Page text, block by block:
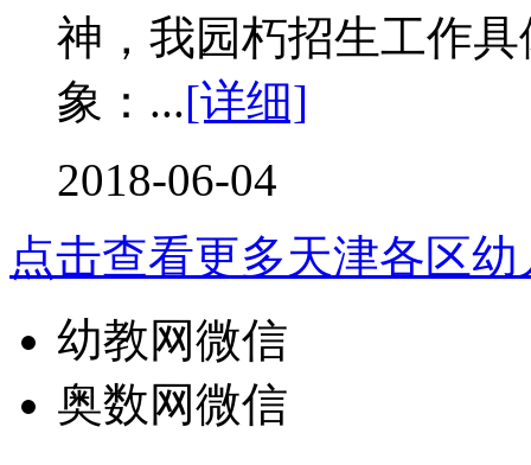
神，我园朽招生工作
象：...[详细]
2018-06-04
点击查看更多天津各区
幼教网微信
奥数网微信